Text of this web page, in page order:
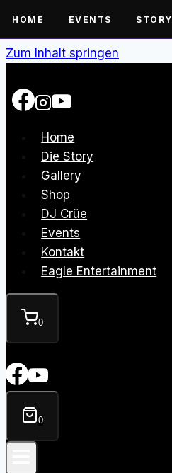
HOME EVENTS STORY
Zum Inhalt springen
Home
Die Story
Gallery
Shop
DJ Crüe
Events
Kontakt
Eagle Entertainment
0
0